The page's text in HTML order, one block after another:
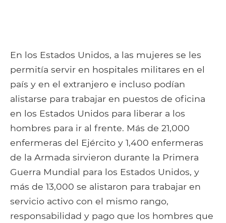
En los Estados Unidos, a las mujeres se les
permitía servir en hospitales militares en el
país y en el extranjero e incluso podían
alistarse para trabajar en puestos de oficina
en los Estados Unidos para liberar a los
hombres para ir al frente. Más de 21,000
enfermeras del Ejército y 1,400 enfermeras
de la Armada sirvieron durante la Primera
Guerra Mundial para los Estados Unidos, y
más de 13,000 se alistaron para trabajar en
servicio activo con el mismo rango,
responsabilidad y pago que los hombres que